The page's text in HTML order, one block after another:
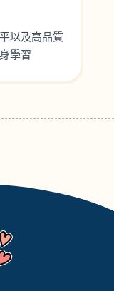
以及高品質
學習